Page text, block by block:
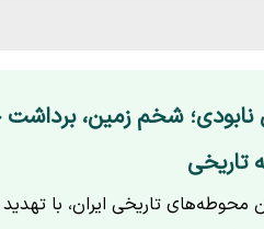
شخم زمین،
تاریخی
تاریخی ایران، با